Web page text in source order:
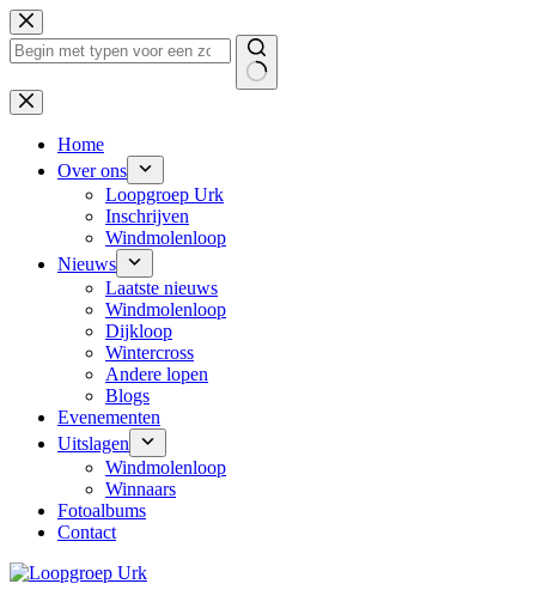
Ga
naar
de
Geen
resultaten
Home
Over ons
Loopgroep Urk
Inschrijven
Windmolenloop
Nieuws
Laatste nieuws
Windmolenloop
Dijkloop
Wintercross
Andere lopen
Blogs
Evenementen
Uitslagen
Windmolenloop
Winnaars
Fotoalbums
Contact